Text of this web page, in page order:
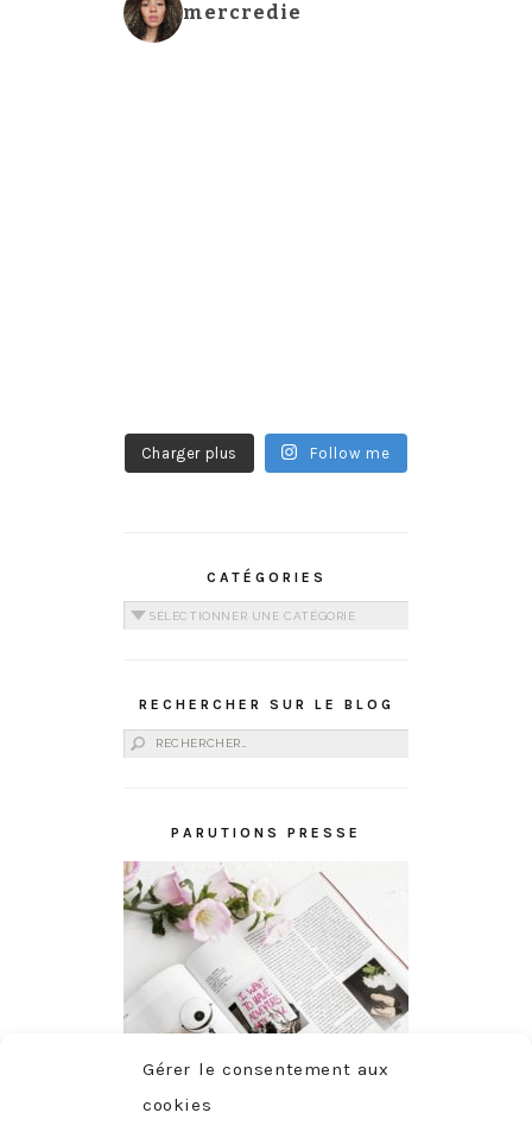
Gérer le consentement aux
cookies
mercredie
Charger plus Follow me
CATÉGORIES
Catégories
RECHERCHER SUR LE BLOG
Rechercher :
PARUTIONS PRESSE